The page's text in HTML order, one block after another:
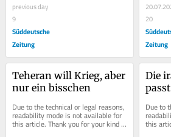
previous day
9
Süddeutsche
Zeitung
20
Zeitung
Teheran will Krieg, aber
nur ein bisschen
Due to the technical or legal reasons,
readability mode is not available for
this article. Thank you for your kind
Die
Due to
this